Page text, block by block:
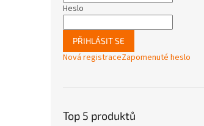
Heslo
PŘIHLÁSIT SE
Nová registraceZapomenuté heslo
Top 5 produktů